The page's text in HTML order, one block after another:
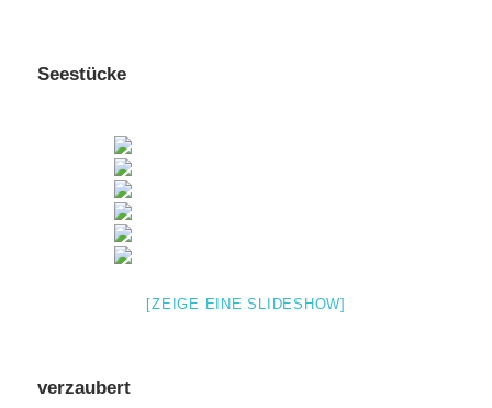
Seestücke
[ZEIGE EINE SLIDESHOW]
verzaubert